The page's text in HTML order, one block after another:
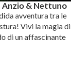
Anzio & Nettuno
avventura tra le
Vivi la magia di
di un affascinante